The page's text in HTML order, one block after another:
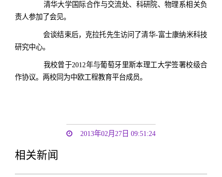
清华大学国际合作与交流处、科研院、物理系相关负
责人参加了会见。
会谈结束后，克拉托先生访问了清华-富士康纳米科技
研究中心。
我校曾于2012年与葡萄牙里斯本理工大学签署校级合
作协议。两校同为中欧工程教育平台成员。
2013年02月27日 09:51:24
相关新闻